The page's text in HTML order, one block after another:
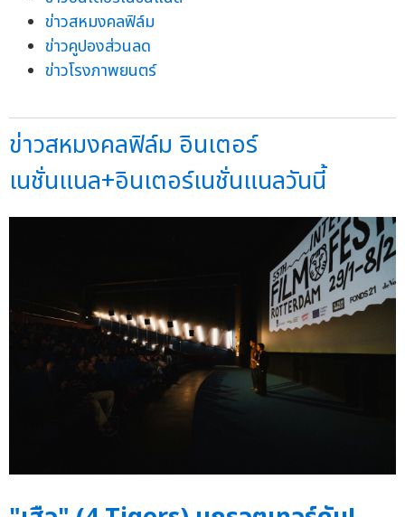
ข่าวสหมงคลฟิล์ม
ข่าวคูปองส่วนลด
ข่าวโรงภาพยนตร์
ข่าวสหมงคลฟิล์ม อินเตอร์
เนชั่นแนล+อินเตอร์เนชั่นแนลวันนี้